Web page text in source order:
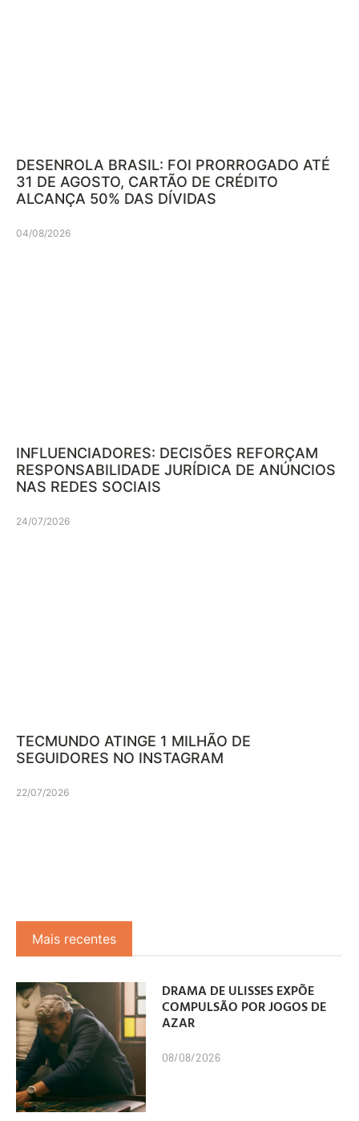
DESENROLA BRASIL: FOI PRORROGADO ATÉ
31 DE AGOSTO, CARTÃO DE CRÉDITO
ALCANÇA 50% DAS DÍVIDAS
04/08/2026
INFLUENCIADORES: DECISÕES REFORÇAM
RESPONSABILIDADE JURÍDICA DE ANÚNCIOS
NAS REDES SOCIAIS
24/07/2026
TECMUNDO ATINGE 1 MILHÃO DE
SEGUIDORES NO INSTAGRAM
22/07/2026
Mais recentes
DRAMA DE ULISSES EXPÕE
COMPULSÃO POR JOGOS DE
AZAR
08/08/2026